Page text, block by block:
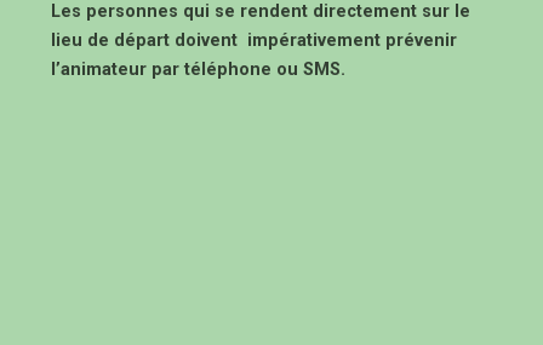
Les personnes qui se rendent directement sur le
lieu de départ doivent impérativement prévenir
l’animateur par téléphone ou SMS.